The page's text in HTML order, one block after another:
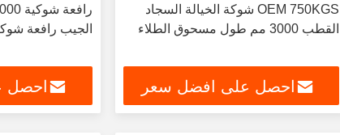
OEM 750KGS شوكة الخيالة السجاد
القطب 3000 مم طول مسحوق الطلاء
احصل على افضل سعر
الجيب رافعة
احصل